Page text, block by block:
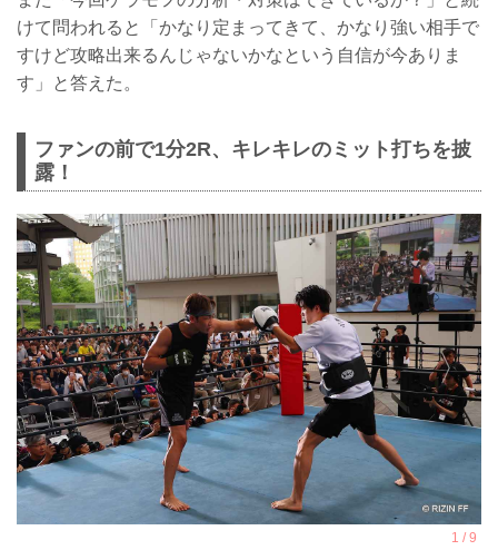
けて問われると「かなり定まってきて、かなり強い相手で
すけど攻略出来るんじゃないかなという自信が今ありま
す」と答えた。
ファンの前で1分2R、キレキレのミット打ちを披
露！